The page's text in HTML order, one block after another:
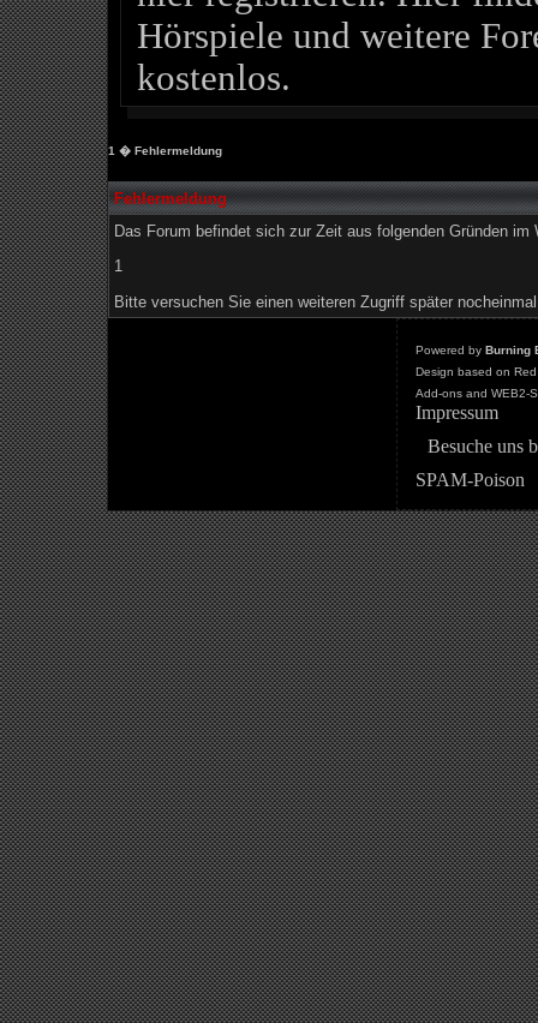
Hörspiele und weitere
kostenlos.
1 � Fehlermeldung
Fehlermeldung
Das Forum befindet sich zur Zeit aus folgenden Gründen im
1
Bitte versuchen Sie einen weiteren Zugriff später
Powered by Burning
Design based on
Add-ons and WEB2-
Impressum
Besuche uns
SPAM-Poison